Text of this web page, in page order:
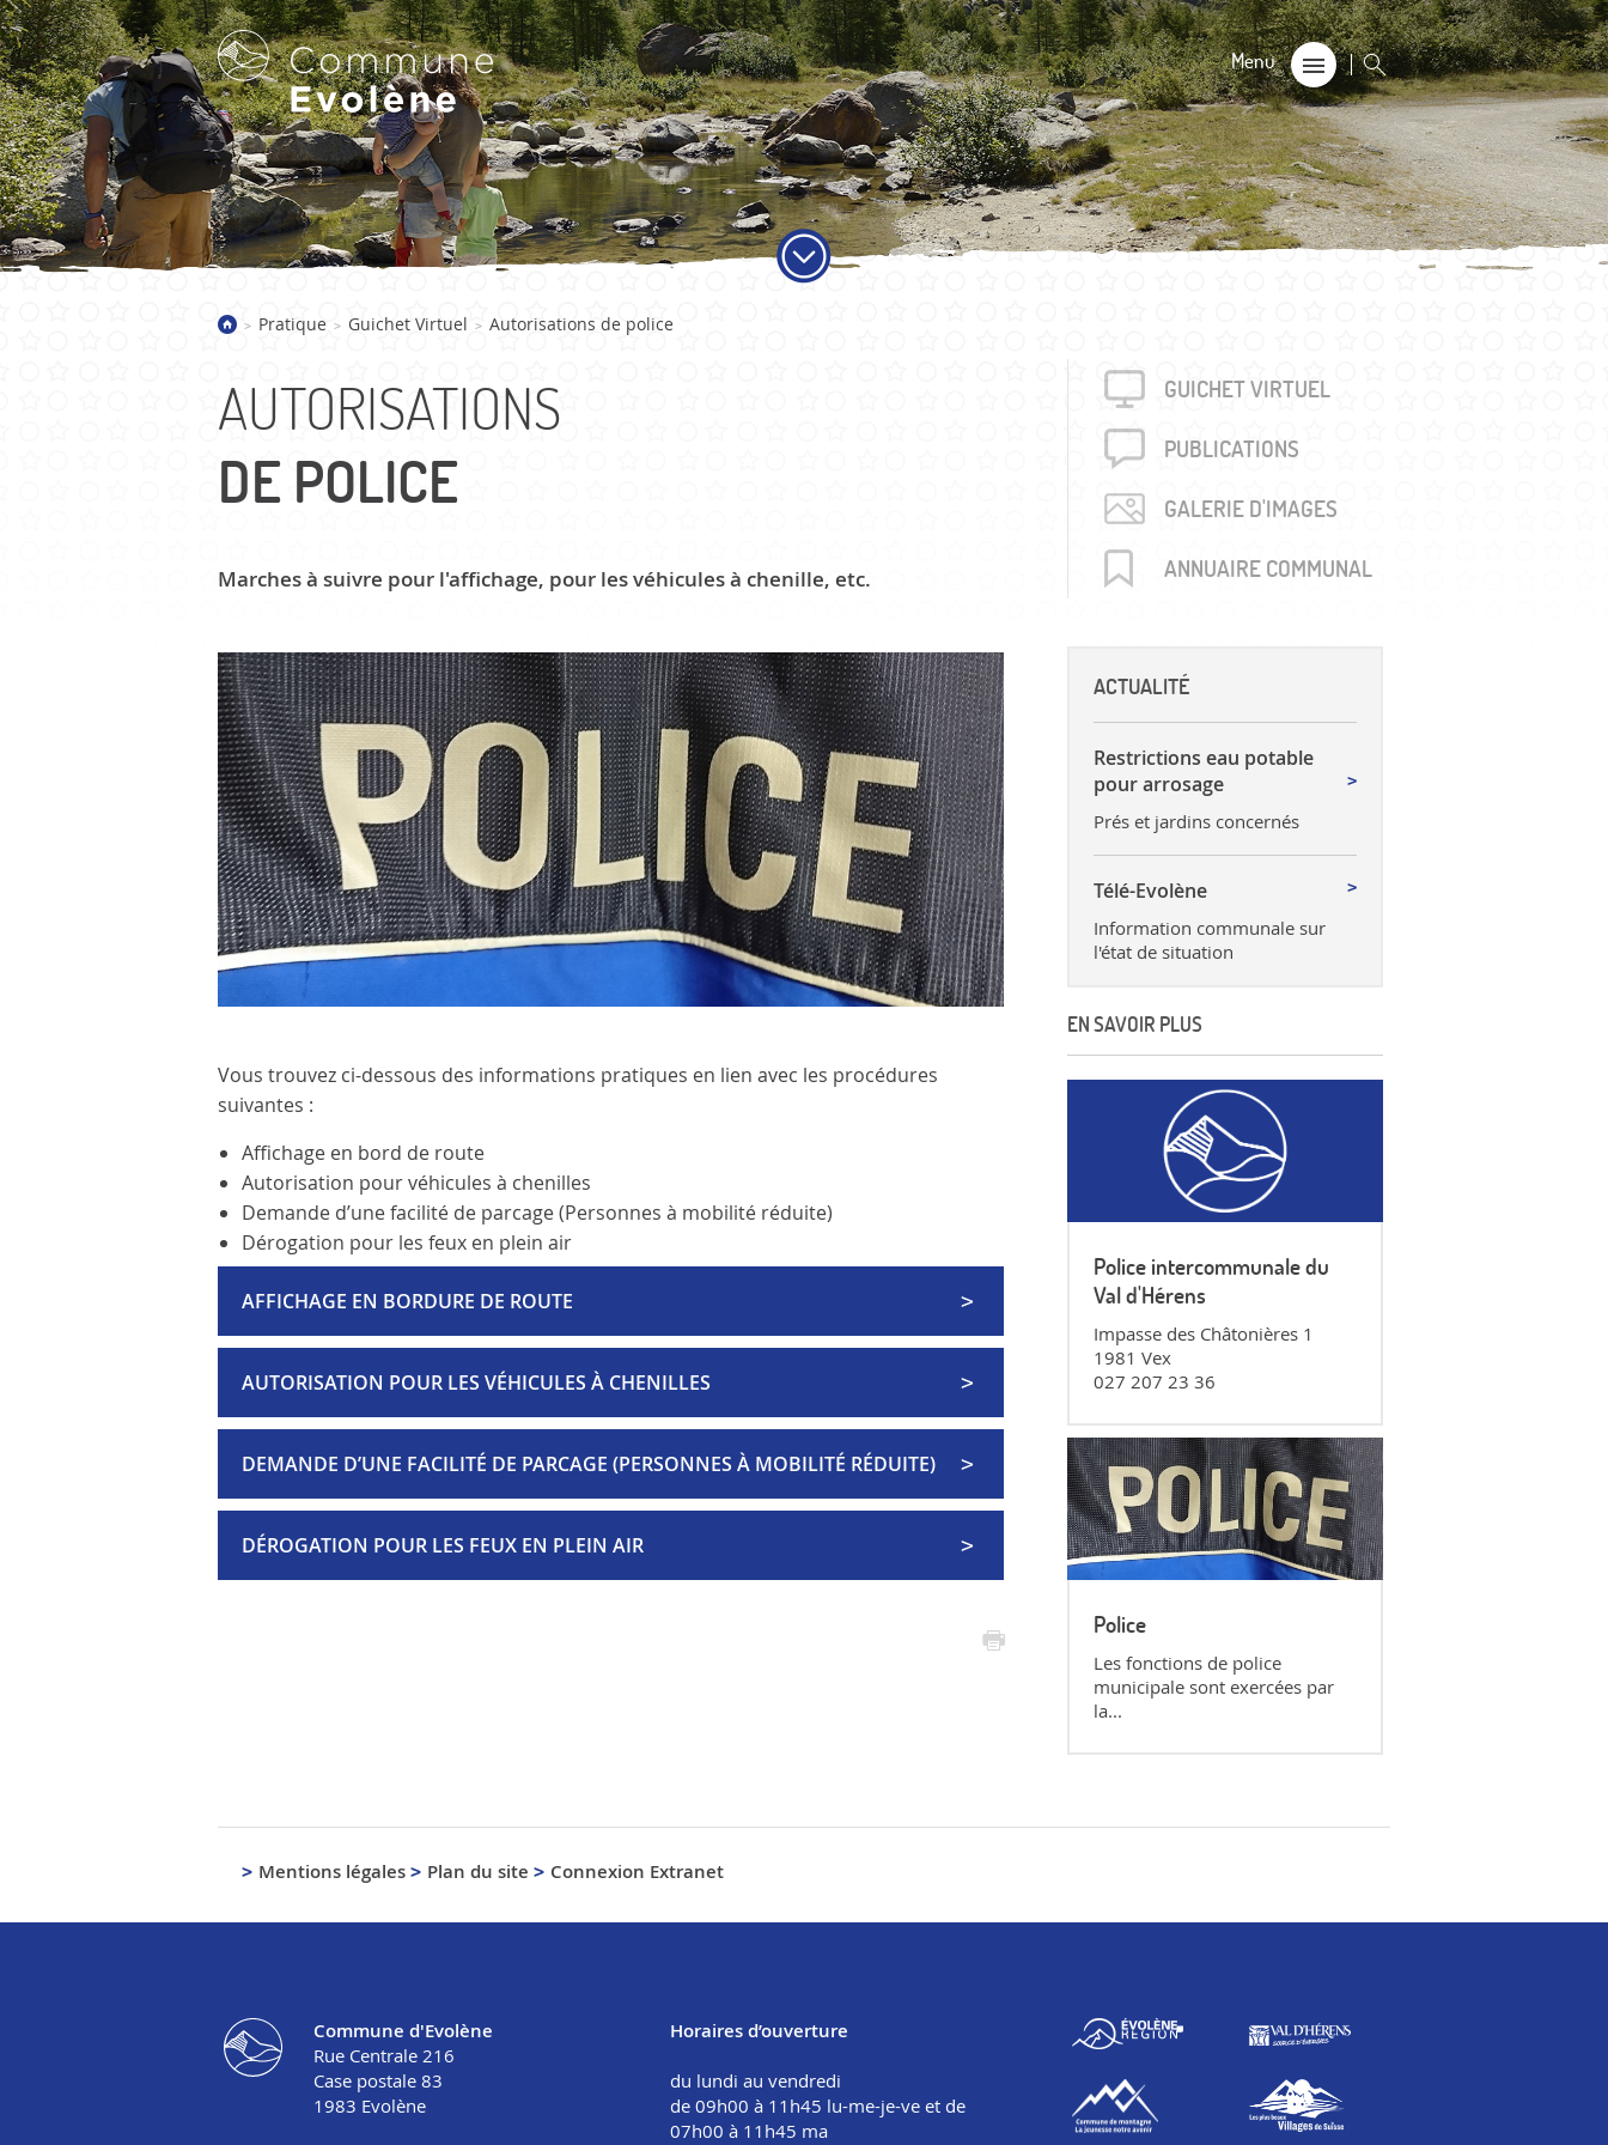
LA COMMUNE D'EVOLÈNE
Villages
Actualités
Historique
ADMINISTRATION VIE LOCALE
Objets trouvés
Carte jounalière dégriffée commune
Sociétés locales
Patrimoine
Office du tourisme
Manifestations
Paroisse
Guichet virtuel
Annuaire communal
Energie
Cartographie / SIT
Gestion des déchets
Liste de liens
> Pratique > Guichet Virtuel > Autorisations de police
AUTORISATIONS
DE POLICE
Marches à suivre pour l'affichage, pour les véhicules à chenille, etc.
Vous trouvez ci-dessous des informations pratiques en lien avec les procédures
suivantes :
Affichage en bord de route
Autorisation pour véhicules à chenilles
Demande d’une facilité de parcage (Personnes à mobilité réduite)
Dérogation pour les feux en plein air
AFFICHAGE EN BORDURE DE ROUTE
AUTORISATION POUR LES VÉHICULES À CHENILLES
DEMANDE D’UNE FACILITÉ DE PARCAGE (PERSONNES À MOBILITÉ RÉDUITE)
DÉROGATION POUR LES FEUX EN PLEIN AIR
GUICHET VIRTUEL
PUBLICA­TIONS
GALERIE D'IMAGES
ANNUAIRE COMMUNAL
ACTUALITÉ
Restrictions eau potable
pour arrosage
Prés et jardins concernés
Télé-Evolène
Information communale sur
l'état de situation
EN SAVOIR PLUS
Police intercommunale du
Val d'Hérens
Impasse des Châtonières 1
1981 Vex
027 207 23 36
Police
Les fonctions de police
municipale sont exercées par
la...
Mentions légales Plan du site Connexion Extranet
Commune d'Evolène
Rue Centrale 216
Case postale 83
1983 Evolène
Horaires d’ouverture
du lundi au vendredi
de 09h00 à 11h45 lu-me-je-ve et de
07h00 à 11h45 ma